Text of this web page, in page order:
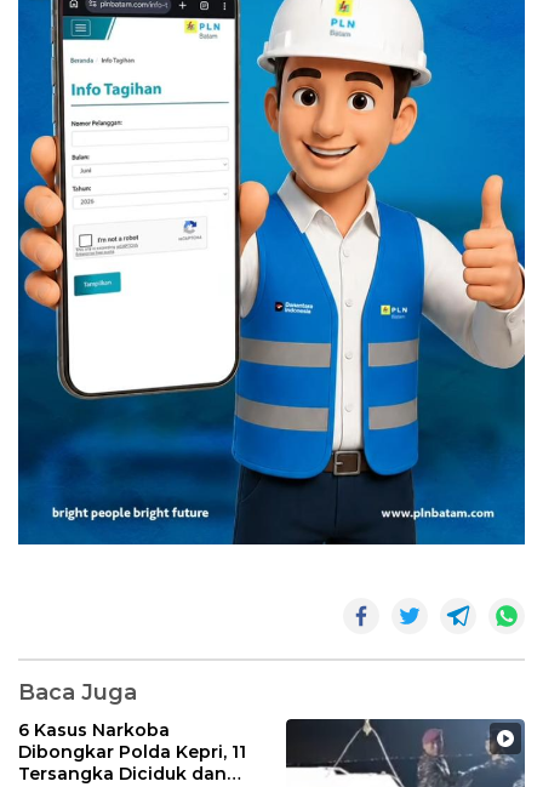
Baca Juga
6 Kasus Narkoba
Dibongkar Polda Kepri, 11
Tersangka Diciduk dan